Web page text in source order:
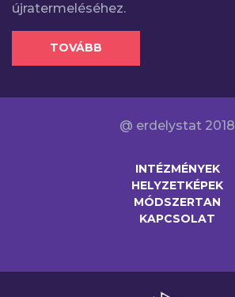
újratermeléséhez.
TOVÁBB
@ erdelystat 2018
INTÉZMÉNYEK
HELYZETKÉPEK
MÓDSZERTAN
KAPCSOLAT